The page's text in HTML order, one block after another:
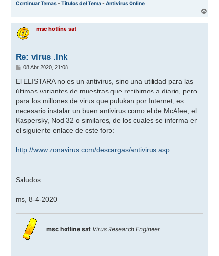
Continuar Temas-Titulos del Tema-Antivirus Online
r
msc hotline sat
Re: virus .Ink
M
n
a
e
08 Abr 2020, 21:08
El ELISTARA no es un antivirus, sino una utilidad para las
últimas variantes de muestras que recibimos a diario, pero
para los millones de virus que pulukan por Internet, es
necesario instalar un buen antivirus como el de McAfee, el
Kaspersky, Nod 32 o similares, de los cuales se informa en
el siguiente enlace de este foro:
http://www.zonavirus.com/descargas/antivirus.asp
Saludos
ms, 8-4-2020
msc hotline sat Virus Research Engineer